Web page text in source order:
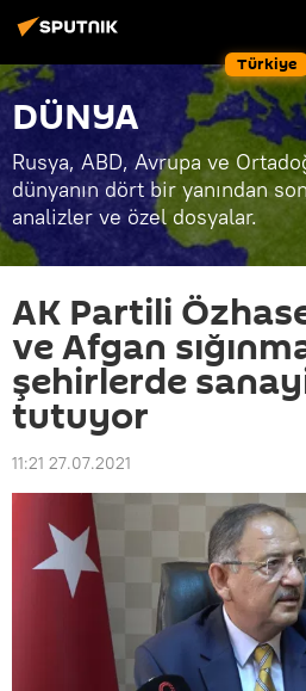
Türkiye
DÜNYA
Rusya, ABD, Avrupa ve
dünyanın dört bir yanından
analizler ve özel dosyalar.
AK Partili
ve Afgan
şehirlerde
tutuyor
11:21 27.07.2021